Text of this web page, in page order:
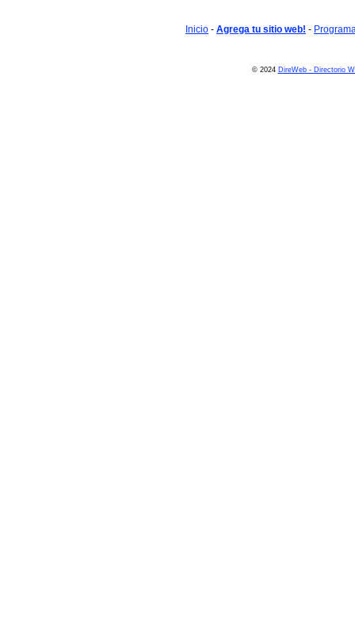
Inicio - Agrega tu sitio web! -
© 2024 DireWeb - Directorio